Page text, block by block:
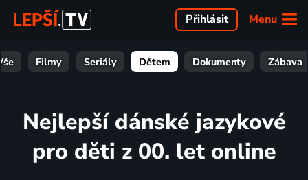
Menu
Přihlásit
Filmy Seriály Dětem Dokumenty Zábava
Nejlepší dánské jazykové
pro děti z 00. let online